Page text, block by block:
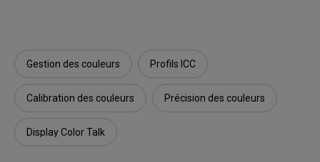
Gestion des couleurs Profils ICC
Calibration des couleurs Précision des couleurs
Display Color Talk